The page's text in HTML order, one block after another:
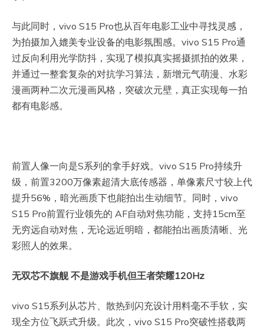
与此同时，vivo S15 Pro也从百年电影工业中寻找灵感，
为拍摄加入媲美专业设备的电影氛围感。vivo S15 Pro通
过反向利用光学防抖，实现了模拟真实摇摄抓拍的效果，
并通过一整套复杂的对抗学习算法，新增元气萌漫、水彩
漫画两种二次元漫画风格，突破次元壁，真正实现每一拍
都有电影感。
前置人像一向是S系列的拿手好戏。vivo S15 Pro持续升
级，前置3200万像素超清大底传感器，单像素尺寸较上代
提升56%，暗光画质下也能拍出生动细节。同时，vivo
S15 Pro前置行业领先的 AF自动对焦功能，支持15cm至
无穷远自动对焦，无论远近明暗，都能拍出画质清晰、光
彩照人的效果。
无双芯不旗舰 不是游戏手机但王者荣耀120Hz
vivo S15系列从芯片、散热到闪充设计用料毫不手软，实
现全方位飞跃式升级。此次，vivo S15 Pro突破性搭载两